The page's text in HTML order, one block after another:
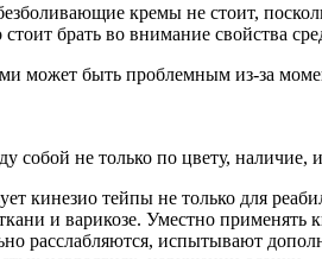
кремы не стоит,
брать во внимание свойства
может быть проблемным из-за
собой не только по цвету, наличие,
кинезио тейпы не только для
и варикозе. Уместно
расслабляются, испытывают